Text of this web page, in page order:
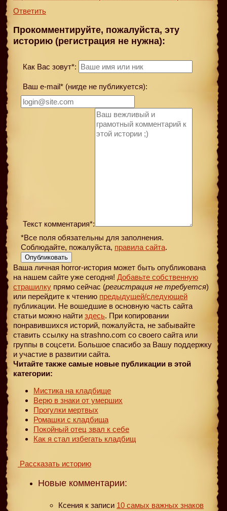
Ответить
Прокомментируйте, пожалуйста, эту
историю (регистрация не нужна):
Как Вас зовут*:
Ваш e-mail* (нигде не публикуется):
Текст комментария*:
*Все поля обязательны для заполнения.
Соблюдайте, пожалуйста, правила сайта.
Опубликовать
Ваша личная horror-история может быть опубликована
на нашем сайте уже сегодня! Добавьте собственную
страшилку прямо сейчас (регистрация не требуется)
или перейдите к чтению предыдущей/следующей
публикации. Не вошедшие в основную часть сайта
статьи можно найти здесь. При копировании
понравившихся историй, пожалуйста, не забывайте
ставить ссылку на strashno.com со своего сайта или
группы в соцсети. Большое спасибо за Вашу поддержку
и участие в развитии сайта.
Читайте также самые новые публикации в этой
категории:
Мистика на кладбище
Верю в знаки от умерших
Прогулки мертвых
Ромашки с кладбища
Покойный отец звал к себе
Как я стал избегать кладбищ
Рассказать историю
Новые комментарии:
Ксения к записи 10 самых важных знаков